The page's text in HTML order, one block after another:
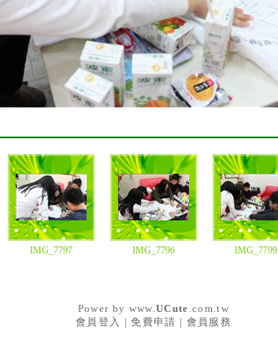
IMG_7797 IMG_7796 IMG_7799
Power by www.UCute .com.tw
會員登入 |免費申請 | 會員服務